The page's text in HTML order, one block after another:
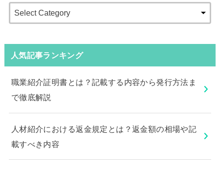
人気記事ランキング
職業紹介証明書とは？記載する内容から発行方法ま
で徹底解説
人材紹介における返金規定とは？返金額の相場や記
載すべき内容